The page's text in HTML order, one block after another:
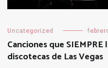
Uncategorized
Canciones que
discotecas de Las Vegas